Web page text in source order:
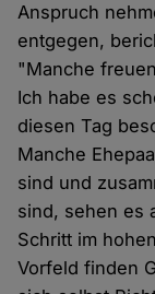
Anspruch
entgegen,
"Manche
Ich habe es
diesen Tag
Manche
sind und
sind, sehen es
Schritt im
Vorfeld finden